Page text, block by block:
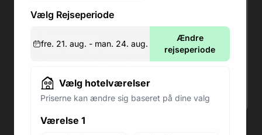
Vælg Rejseperiode
fre. 21. aug. - man. 24. aug.
Ændre
rejseperiode
Vælg hotelværelser
Priserne kan ændre sig baseret på dine valg
Værelse 1
Akuttelefon under rejsen: Nummeret står i
bunden af dit rejsedokument
Man-Ons: 09.00-18.00
Lørdag: 09.00-12.00
Søndag: Lukket
Adresse butik: Fodboldpakker ApS Rosendal 1C